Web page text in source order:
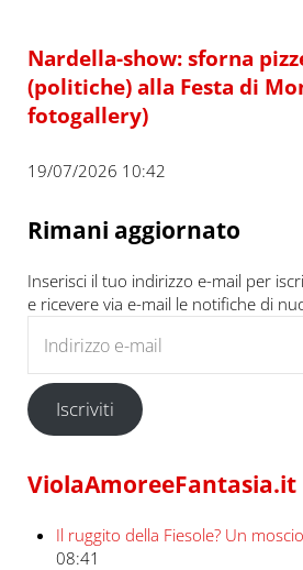
Nardella-show: sforna
(politiche) alla Festa di
fotogallery)
19/07/2026 10:42
Rimani aggiornato
Inserisci il tuo indirizzo e-mail per
e ricevere via e-mail le notifiche di
Iscriviti
ViolaAmoreeFantasia.it
Il ruggito della Fiesole? Un
08:41